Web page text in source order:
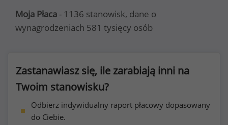
Moja Płaca - 1136 stanowisk, dane o
wynagrodzeniach 581 tysięcy osób
Zastanawiasz się, ile zarabiają inni na
Twoim stanowisku?
Odbierz indywidualny raport płacowy dopasowany
do Ciebie.